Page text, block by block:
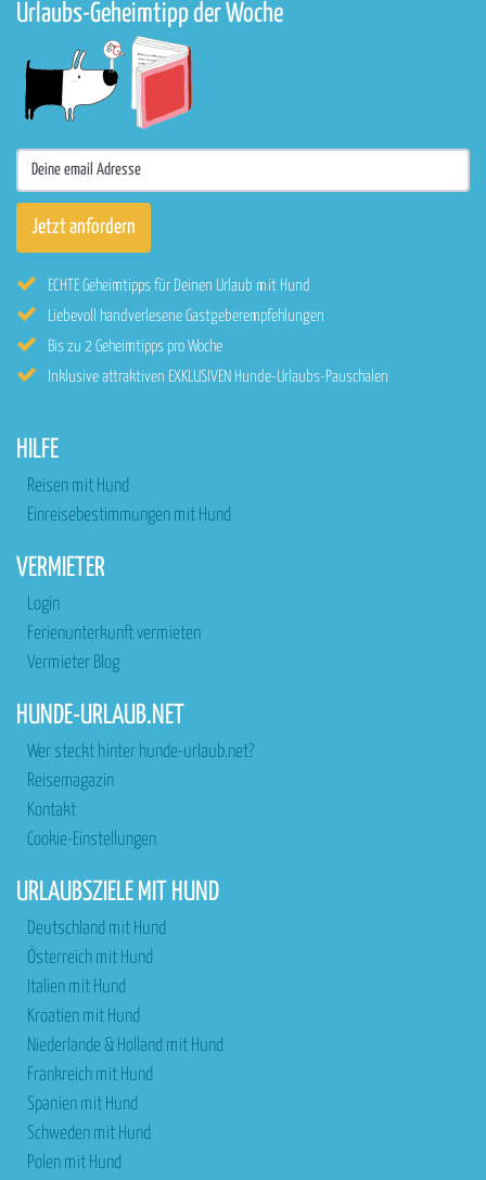
Urlaubs-Geheimtipp der Woche
ECHTE Geheimtipps für Deinen Urlaub mit Hund
Liebevoll handverlesene Gastgeberempfehlungen
Bis zu 2 Geheimtipps pro Woche
Inklusive attraktiven EXKLUSIVEN Hunde-Urlaubs-Pauschalen
HILFE
Reisen mit Hund
Einreisebestimmungen mit Hund
VERMIETER
Login
Ferienunterkunft vermieten
Vermieter Blog
HUNDE-URLAUB.NET
Wer steckt hinter hunde-urlaub.net?
Reisemagazin
Kontakt
Cookie-Einstellungen
URLAUBSZIELE MIT HUND
Deutschland mit Hund
Österreich mit Hund
Italien mit Hund
Kroatien mit Hund
Niederlande & Holland mit Hund
Frankreich mit Hund
Spanien mit Hund
Schweden mit Hund
Polen mit Hund